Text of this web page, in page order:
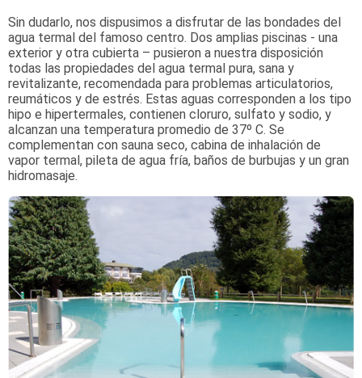
Sin dudarlo, nos dispusimos a disfrutar de las bondades del
agua termal del famoso centro. Dos amplias piscinas - una
exterior y otra cubierta – pusieron a nuestra disposición
todas las propiedades del agua termal pura, sana y
revitalizante, recomendada para problemas articulatorios,
reumáticos y de estrés. Estas aguas corresponden a los tipo
hipo e hipertermales, contienen cloruro, sulfato y sodio, y
alcanzan una temperatura promedio de 37º C. Se
complementan con sauna seco, cabina de inhalación de
vapor termal, pileta de agua fría, baños de burbujas y un gran
hidromasaje.